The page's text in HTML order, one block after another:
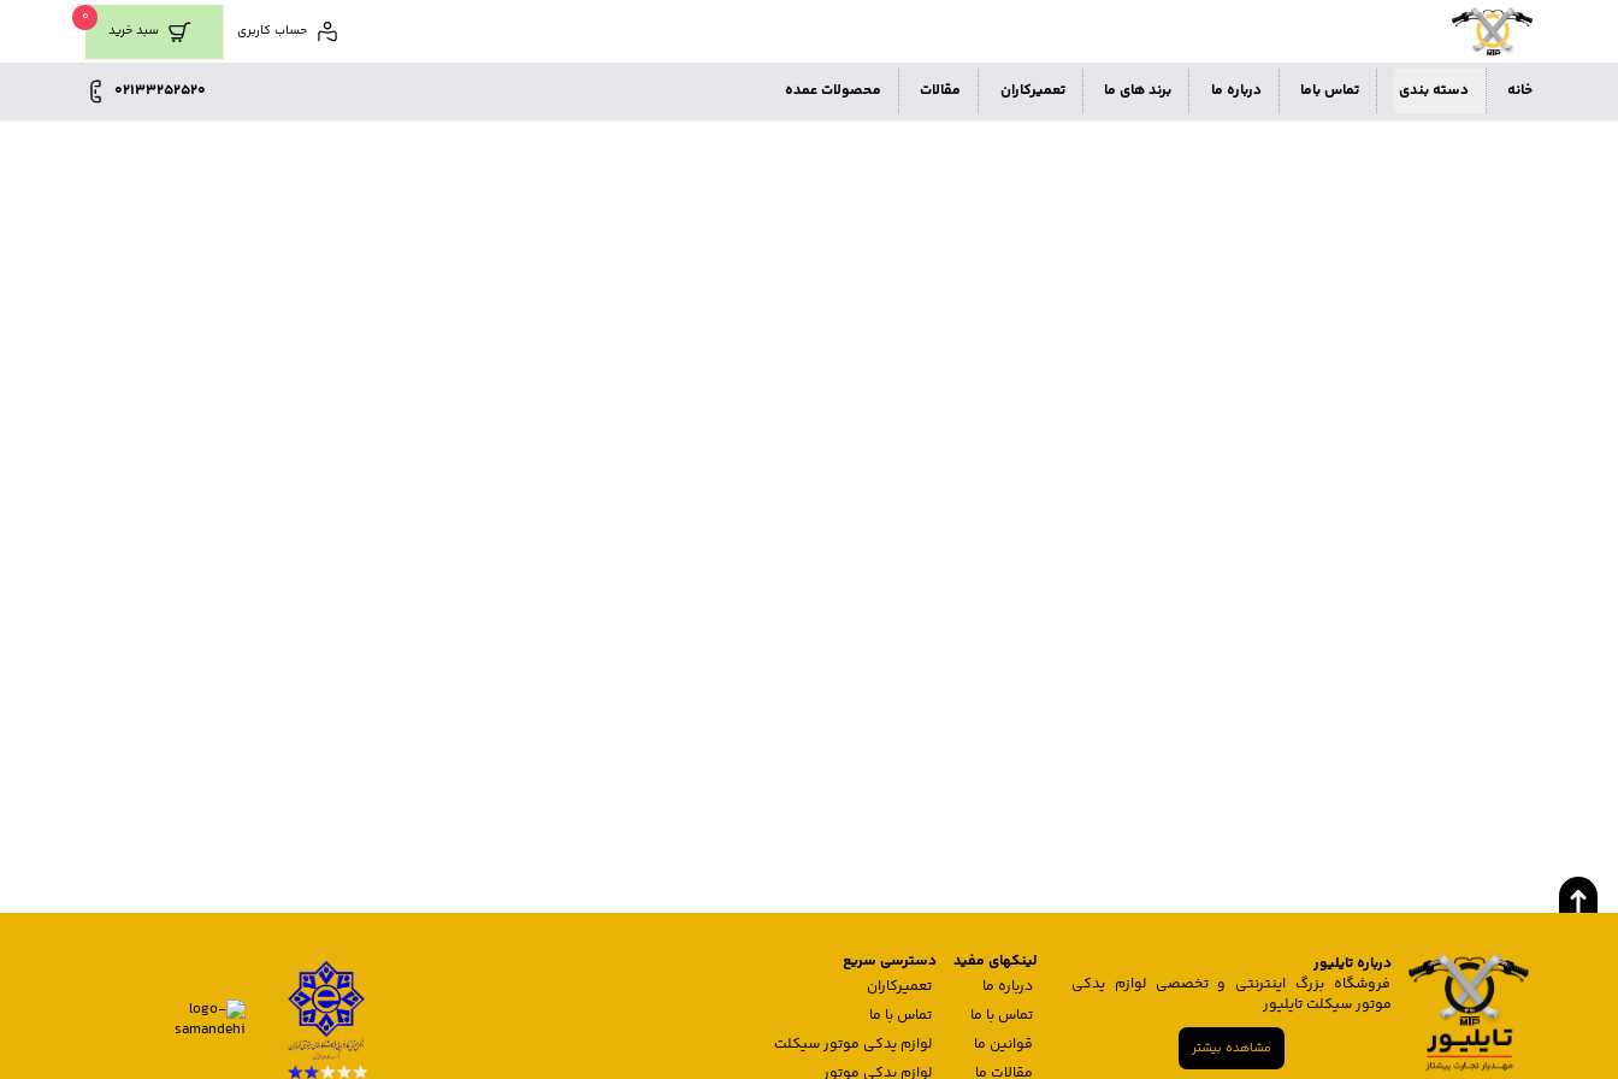
سبد خرید
0
حساب کاربری
خانه دسته بندی تماس باما درباره ما برند های ما تعمیرکاران مقالات محصولات عمده 02133252520
درباره تایلیور
فروشگاه بزرگ اینترنتی و تخصصی لوازم یدکی
موتور سیکلت تایلیور
مشاهده بیشتر
لینکهای مفید
درباره ما
تماس با ما
قوانین ما
مقالات ما
دسترسی سریع
تعمیرکاران
تماس با ما
لوازم یدکی موتور سیکلت
لوازم یدکی موتور